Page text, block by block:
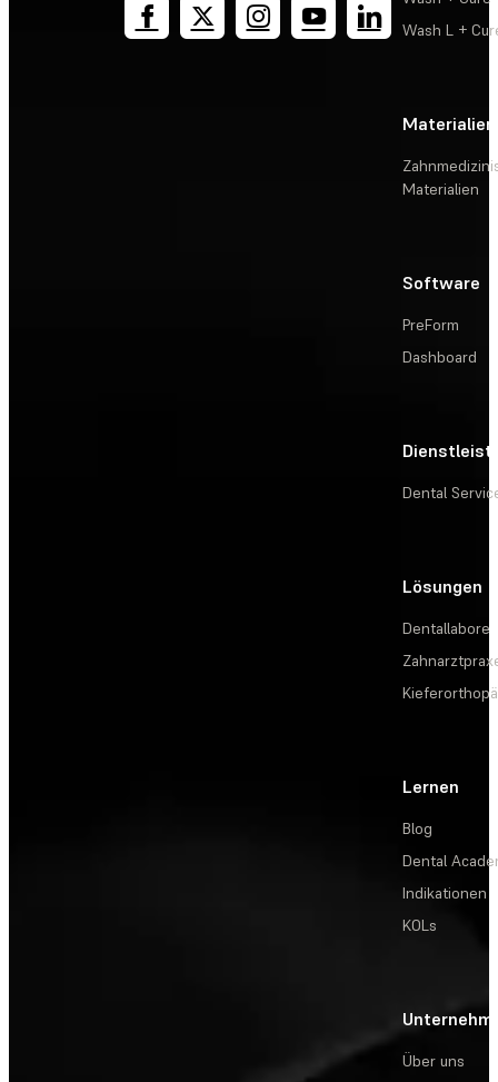
Wash L +
Materialien
Materialien
Software
PreForm
Dashboard
Dental
Lösungen
Dentallabore
Lernen
Blog
Dental
Indikationen
KOLs
Über uns